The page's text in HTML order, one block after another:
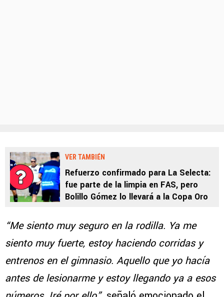
VER TAMBIÉN
Refuerzo confirmado para La Selecta:
fue parte de la limpia en FAS, pero
Bolillo Gómez lo llevará a la Copa Oro
“Me siento muy seguro en la rodilla. Ya me
siento muy fuerte, estoy haciendo corridas y
entrenos en el gimnasio. Aquello que yo hacía
antes de lesionarme y estoy llegando ya a esos